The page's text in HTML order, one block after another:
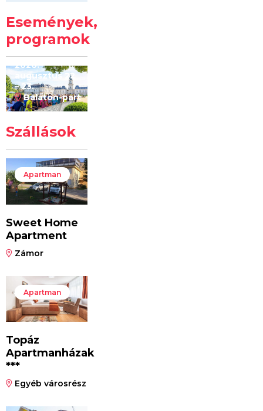
Események,
programok
Kilóméterek
2026
2026.
augusztus 22
– 23.
Balaton-part
Szállások
Apartman
Sweet Home
Apartment
Zámor
Apartman
Topáz
Apartmanházak
***
Egyéb városrész